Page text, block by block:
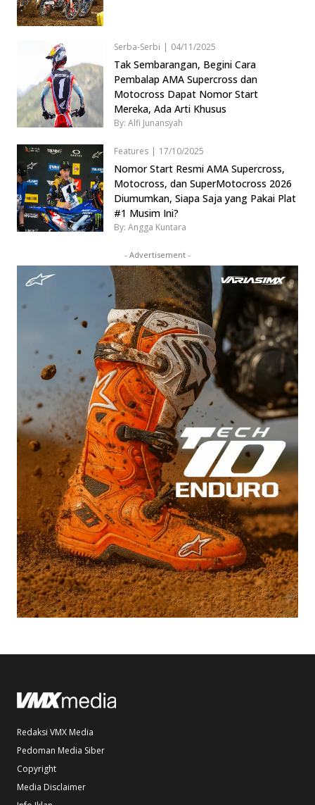
Serba-Serbi | 04/11/2025
Tak Sembarangan, Begini Cara
Pembalap AMA Supercross dan
Motocross Dapat Nomor Start
Mereka, Ada Arti Khusus
By: Alfi Junansyah
Features | 17/10/2025
Nomor Start Resmi AMA Supercross,
Motocross, dan SuperMotocross 2026
Diumumkan, Siapa Saja yang Pakai Plat
#1 Musim Ini?
By: Angga Kuntara
- Advertisement -
Redaksi VMX Media
Pedoman Media Siber
Copyright
Media Disclaimer